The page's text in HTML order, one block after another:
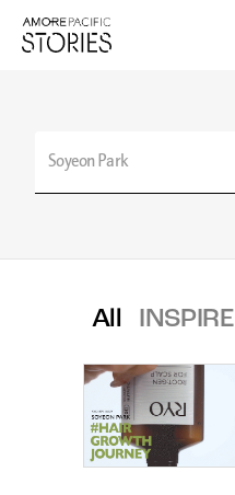
All INSPIRE